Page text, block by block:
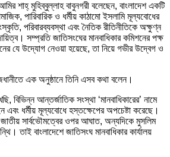
শাহ্ মুহিব্বুল্লাহ বাবুনগরী বলেছেন, বাংলাদেশ একটি
পারিবারিক ও ধর্মীয় কাঠামো ইসলামি মূল্যবোধের
পরিবারব্যবস্থা এবং নৈতিক রীতিনীতিকে অক্ষুণ্ন
সম্প্রতি জাতিসংঘের মানবাধিকার কমিশনের পক্ষ
যে উদ্যোগ নেওয়া হয়েছে, তা নিয়ে গভীর উদ্বেগ ও
এক অনুষ্ঠানে তিনি এসব কথা বলেন।
বিভিন্ন আন্তর্জাতিক সংস্থা ‘মানবাধিকারের’ নামে
এবং ধর্মীয় মূল্যবোধে হস্তক্ষেপের অপচেষ্টা করেছে।
সার্বভৌমত্বের ওপর আঘাত, অন্যদিকে মুসলিম
তাই বাংলাদেশে জাতিসংঘ মানবাধিকার কার্যালয়